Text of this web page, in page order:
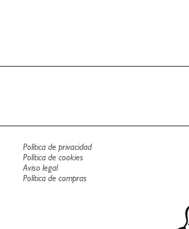
Política de privacidad
Política de cookies
Aviso legal
Política de compras